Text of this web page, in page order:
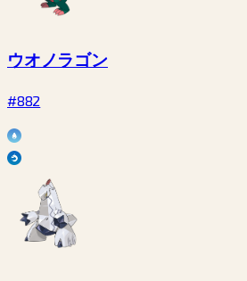
ウオノラゴン
#882